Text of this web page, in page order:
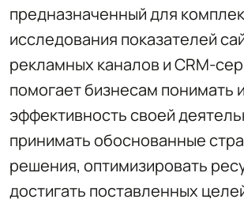
предназначенный для
исследования показателей
рекламных каналов и CRM-
помогает бизнесам понимать
эффективность своей
принимать обоснованные
решения, оптимизировать
достигать поставленных